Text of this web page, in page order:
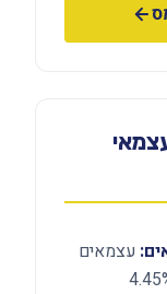
עצמאים
להפריש לפנסיה לפחות 4.45%